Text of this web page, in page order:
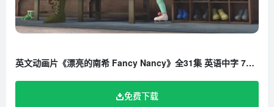
英文动画片《漂亮的南希 Fancy Nancy》全31集 英语中字 720P/MKV/8.96G 百度云网盘下载
免费下载